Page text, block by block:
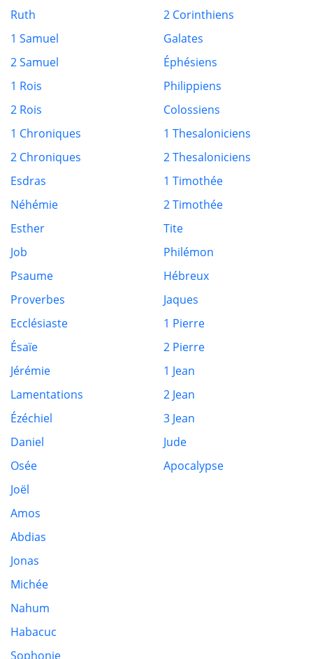
Ruth
1 Samuel
2 Samuel
1 Rois
2 Rois
1 Chroniques
2 Chroniques
Esdras
Néhémie
Esther
Job
Psaume
Proverbes
Ecclésiaste
Ésaïe
Jérémie
Lamentations
Ézéchiel
Daniel
Osée
Joël
Amos
Abdias
Jonas
Michée
Nahum
Habacuc
Sophonie
2 Corinthiens
Galates
Éphésiens
Philippiens
Colossiens
1 Thesaloniciens
2 Thesaloniciens
1 Timothée
2 Timothée
Tite
Philémon
Hébreux
Jaques
1 Pierre
2 Pierre
1 Jean
2 Jean
3 Jean
Jude
Apocalypse